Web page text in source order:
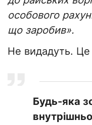
особового
що заробив».
Не видадуть.
Будь-яка